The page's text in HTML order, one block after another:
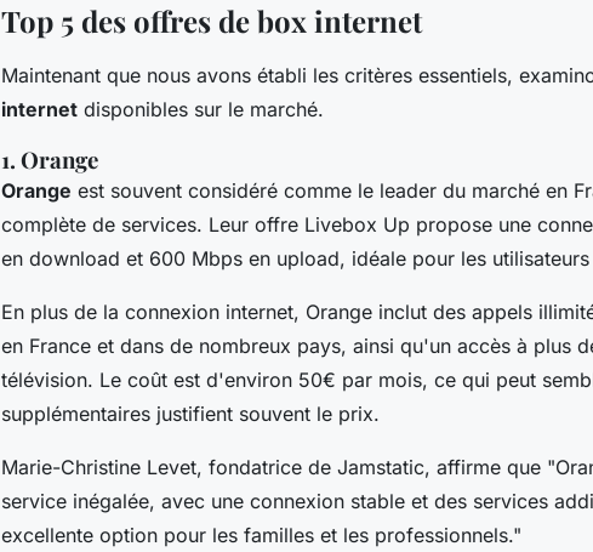
Top 5 des offres de box internet
Maintenant que nous avons établi les critères essentiels,
internet disponibles sur le marché.
1. Orange
Orange est souvent considéré comme le leader du marché en
complète de services. Leur offre Livebox Up propose une
en download et 600 Mbps en upload, idéale pour les
En plus de la connexion internet, Orange inclut des appels
en France et dans de nombreux pays, ainsi qu'un accès à plus
télévision. Le coût est d'environ 50€ par mois, ce qui peut
supplémentaires justifient souvent le prix.
Marie-Christine Levet, fondatrice de Jamstatic, affirme que
service inégalée, avec une connexion stable et des services
excellente option pour les familles et les professionnels."